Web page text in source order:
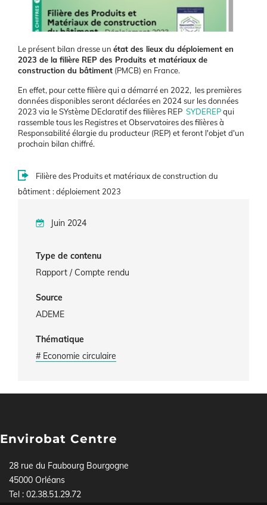
Le présent bilan dresse un état des lieux du déploiement en
2023 de la filière REP des Produits et matériaux de
construction du bâtiment (PMCB) en France.
En effet, pour cette filière qui a démarré en 2022, les premières
données disponibles seront déclarées en 2024 sur les données
2023 via le SYstème DEclaratif des filières REP SYDEREPqui
rassemble tous les Registres et Observatoires des filières à
Responsabilité élargie du producteur (REP) et feront l'objet d'un
prochain bilan chiffré.
Filière des Produits et matériaux de construction du
bâtiment : déploiement 2023
Juin 2024
Type de contenu
Rapport / Compte rendu
Source
ADEME
Thématique
# Economie circulaire
Envirobat Centre
28 rue du Faubourg Bourgogne
45000 Orléans
Tel : 02.38.51.29.72